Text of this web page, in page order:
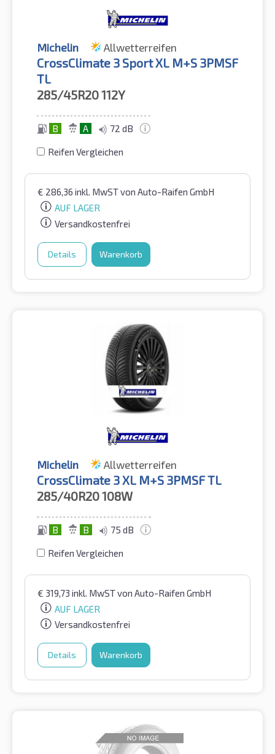
Michelin Allwetterreifen
CrossClimate 3 Sport XL M+S 3PMSF
TL
285/45R20112Y
B A 72 dB
Reifen Vergleichen
€ 286,36 inkl. MwSTvon Auto-Raifen GmbH
AUF LAGER
Versandkostenfrei
Details Warenkorb
Michelin Allwetterreifen
CrossClimate 3 XL M+S 3PMSF TL
285/40R20108W
B B 75 dB
Reifen Vergleichen
€ 319,73 inkl. MwSTvon Auto-Raifen GmbH
AUF LAGER
Versandkostenfrei
Details Warenkorb